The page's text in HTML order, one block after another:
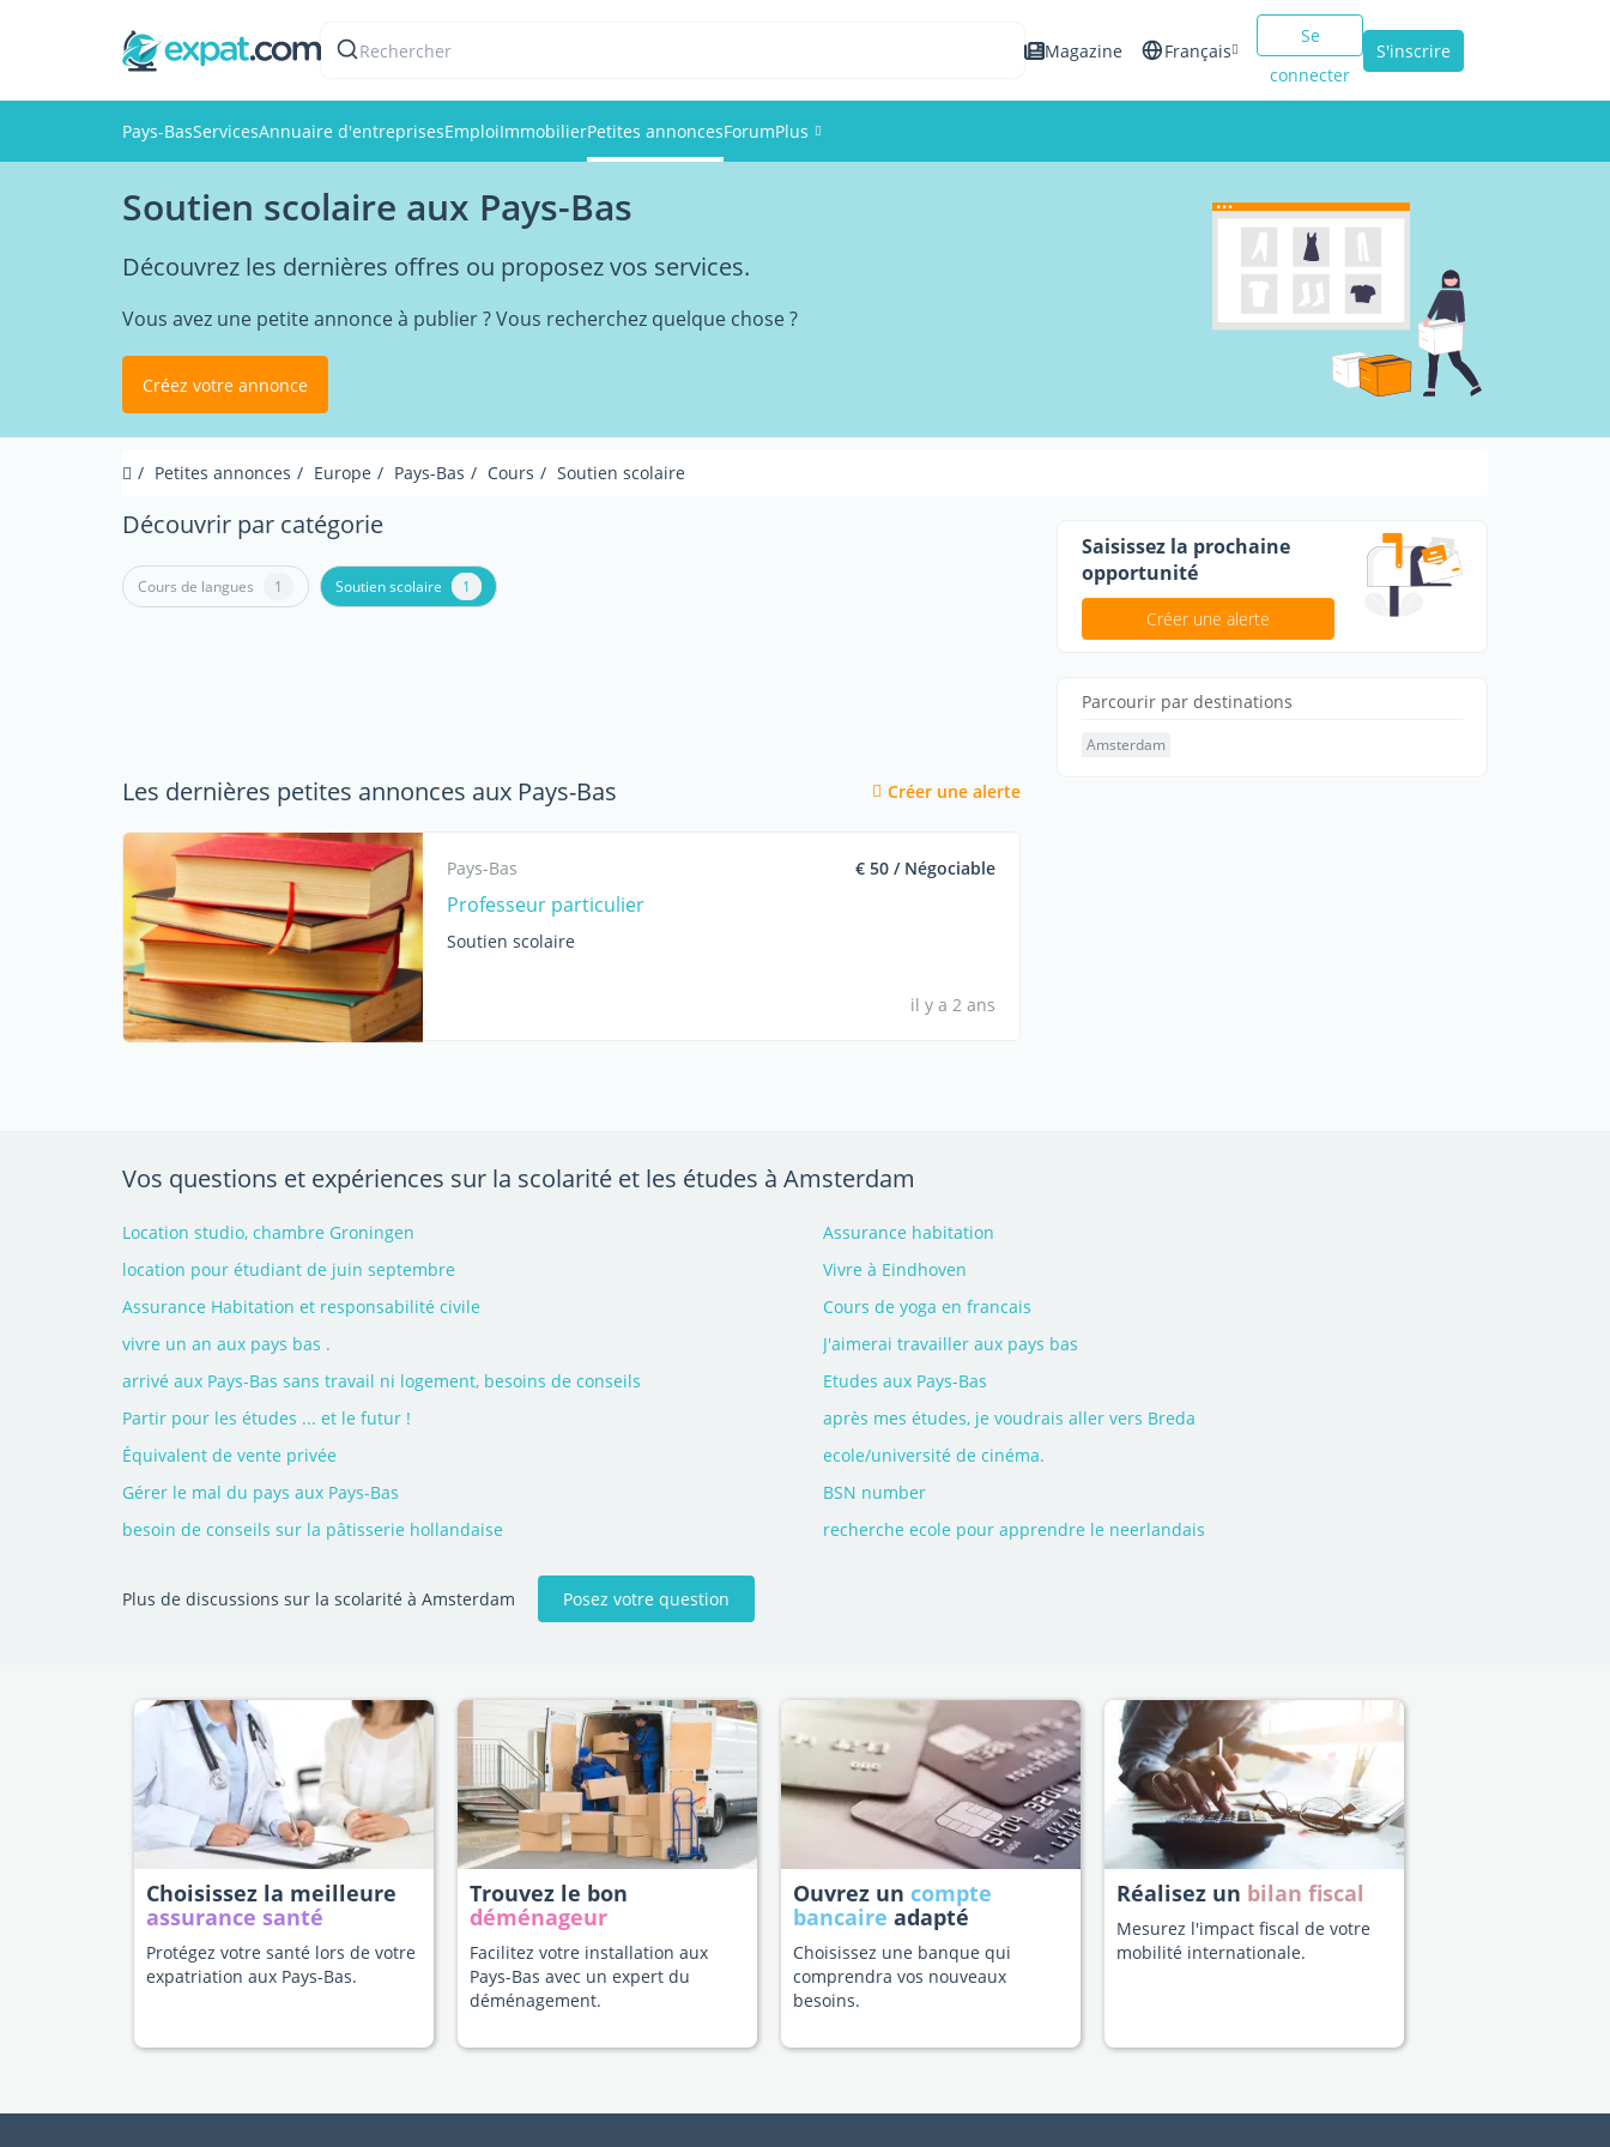
Rechercher Magazine Français
Se
connecter
S'inscrire
Pays-BasServicesAnnuaire d'entreprisesEmploiImmobilierPetites annoncesForumPlus
Photos
Soutien scolaire aux Pays-Bas
Découvrez les dernières offres ou proposez vos services.
Vous avez une petite annonce à publier ? Vous recherchez quelque chose ?
Créez votre annonce
Petites annonces Europe Pays-Bas Cours Soutien scolaire
Découvrir par catégorie
Cours de langues 1 Soutien scolaire 1
Les dernières petites annonces aux Pays-Bas Créer une alerte
Pays-Bas € 50 / Négociable
Professeur particulier
Soutien scolaire
il y a 2 ans
Saisissez la prochaine
opportunité
Créer une alerte
Parcourir par destinations
Amsterdam
Vos questions et expériences sur la scolarité et les études à Amsterdam
Location studio, chambre Groningen
Assurance habitation
location pour étudiant de juin septembre
Vivre à Eindhoven
Assurance Habitation et responsabilité civile
Cours de yoga en francais
vivre un an aux pays bas .
J'aimerai travailler aux pays bas
arrivé aux Pays-Bas sans travail ni logement, besoins de conseils
Etudes aux Pays-Bas
Partir pour les études ... et le futur !
après mes études, je voudrais aller vers Breda
Équivalent de vente privée
ecole/université de cinéma.
Gérer le mal du pays aux Pays-Bas
BSN number
besoin de conseils sur la pâtisserie hollandaise
recherche ecole pour apprendre le neerlandais
Plus de discussions sur la scolarité à Amsterdam Posez votre question
Choisissez la meilleure
assurance santé
Protégez votre santé lors de votre
expatriation aux Pays-Bas.
Trouvez le bon
déménageur
Facilitez votre installation aux
Pays-Bas avec un expert du
déménagement.
Ouvrez un compte
bancaire adapté
Choisissez une banque qui
comprendra vos nouveaux
besoins.
Réalisez un bilan fiscal
Mesurez l'impact fiscal de votre
mobilité internationale.